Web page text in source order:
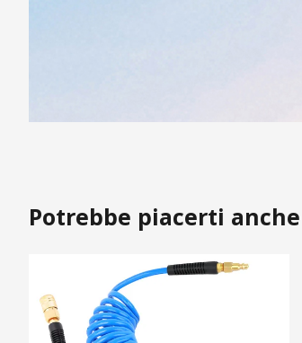
Potrebbe piacerti anche